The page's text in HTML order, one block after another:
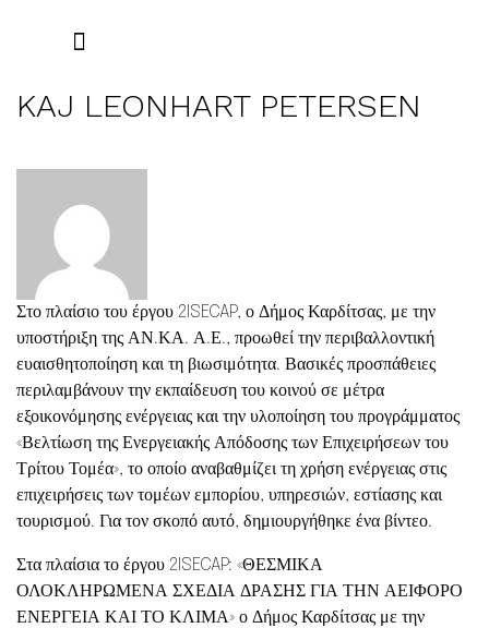
KAJ LEONHART PETERSEN
Στο πλαίσιο του έργου 2ISECAP, ο Δήμος Καρδίτσας, με την
υποστήριξη της ΑΝ.ΚΑ. Α.Ε., προωθεί την περιβαλλοντική
ευαισθητοποίηση και τη βιωσιμότητα. Βασικές προσπάθειες
περιλαμβάνουν την εκπαίδευση του κοινού σε μέτρα
εξοικονόμησης ενέργειας και την υλοποίηση του προγράμματος
«Βελτίωση της Ενεργειακής Απόδοσης των Επιχειρήσεων του
Τρίτου Τομέα», το οποίο αναβαθμίζει τη χρήση ενέργειας στις
επιχειρήσεις των τομέων εμπορίου, υπηρεσιών, εστίασης και
τουρισμού. Για τον σκοπό αυτό, δημιουργήθηκε ένα βίντεο.
Στα πλαίσια το έργου 2ISECAP: «ΘΕΣΜΙΚΑ
ΟΛΟΚΛΗΡΩΜΕΝΑ ΣΧΕΔΙΑ ΔΡΑΣΗΣ ΓΙΑ ΤΗΝ ΑΕΙΦΟΡΟ
ΕΝΕΡΓΕΙΑ ΚΑΙ ΤΟ ΚΛΙΜΑ» ο Δήμος Καρδίτσας με την